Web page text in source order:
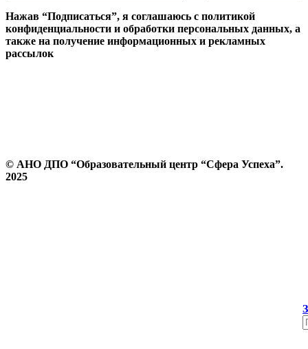
Нажав “Подписаться”, я соглашаюсь с политикой
конфиденциальности и обработки персональных данных, а
также на получение информационных и рекламных
рассылок
© АНО ДПО “Образовательный центр “Сфера Успеха”.
2025